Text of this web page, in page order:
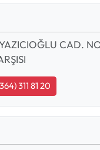
CAD.
311 81 20